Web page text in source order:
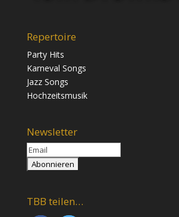
Repertoire
Party Hits
Karneval Songs
Jazz Songs
Hochzeitsmusik
Newsletter
TBB teilen…